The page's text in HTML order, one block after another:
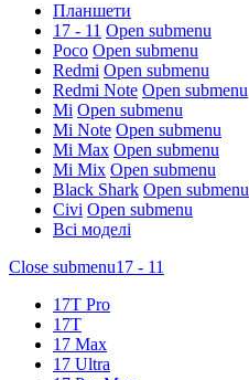
Планшети
17 - 11 Open submenu
Poco Open submenu
Redmi Open submenu
Redmi Note Open submenu
Mi Open submenu
Mi Note Open submenu
Mi Max Open submenu
Mi Mix Open submenu
Black Shark Open submenu
Civi Open submenu
Всі моделі
Close submenu17 - 11
17T Pro
17T
17 Max
17 Ultra